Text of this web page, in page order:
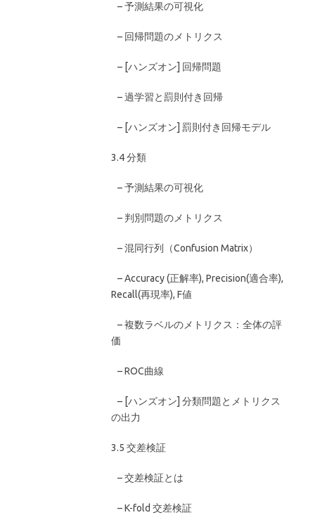
– 予測結果の可視化
– 回帰問題のメトリクス
– [ハンズオン] 回帰問題
– 過学習と罰則付き回帰
– [ハンズオン] 罰則付き回帰モデル
3.4 分類
– 予測結果の可視化
– 判別問題のメトリクス
– 混同行列（Confusion Matrix）
– Accuracy (正解率), Precision(適合率),
Recall(再現率), F値
– 複数ラベルのメトリクス：全体の評
価
– ROC曲線
– [ハンズオン] 分類問題とメトリクス
の出力
3.5 交差検証
– 交差検証とは
– K-fold 交差検証